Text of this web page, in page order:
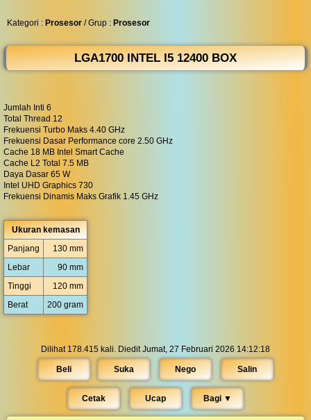
Kategori : Prosesor / Grup : Prosesor
LGA1700 INTEL I5 12400 BOX
Jumlah Inti 6
Total Thread 12
Frekuensi Turbo Maks 4.40 GHz
Frekuensi Dasar Performance core 2.50 GHz
Cache 18 MB Intel Smart Cache
Cache L2 Total 7.5 MB
Daya Dasar 65 W
Intel UHD Graphics 730
Frekuensi Dinamis Maks Grafik 1.45 GHz
Ukuran kemasan
Panjang
130 mm
Lebar
90 mm
Tinggi
120 mm
Berat
200 gram
Dilihat 178.415 kali. Diedit Jumat, 27 Februari 2026 14:12:18
Beli Suka Nego Salin
Cetak Ucap Bagi ▼︎